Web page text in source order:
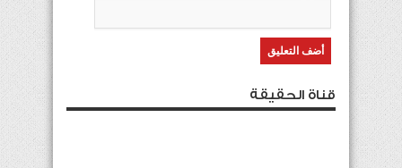
قناة الحقيقة